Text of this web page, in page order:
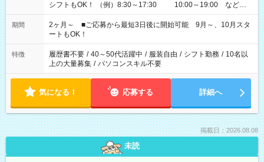
シフトもOK！ （例）8:30～17:30 10:00～19:00 など
「家族とお休みを合わせたい」 「できれば残業はしたくない」
など、あなたのご希望に沿ったお仕事をご紹介します！ ※Wワ
ーク希望の方へ 今ご覧のお仕事で希望する勤務時間と、もう1つ
のお仕事の勤務時間。 合計で週40時間を超える場合は応募でき
ません
期間
2ヶ月～ ■ご応募から最短3日後に開始可能 9月～、10月スタ
ートもOK！
特徴 履歴書不要 / 40～50代活躍中 / 服装自由 / シフト勤務 / 10名以
上の大量募集 / パソコンスキル不要
気になる！ 応募する 詳細へ
掲載日：2026.08.08
未読